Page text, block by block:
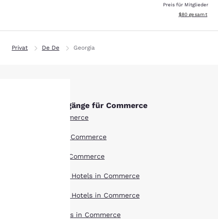
Preis für Mitglieder
Geschätzte
$80 gesamt
Privat De De Georgia
Andere Suchvorgänge für Commerce
Alle Hotels in Commerce
Boutique Hotels in Commerce
Hotel-Angebote in Commerce
Langzeitaufenthalt Hotels in Commerce
Haustierfreundlich Hotels in Commerce
Top bewertet Hotels in Commerce